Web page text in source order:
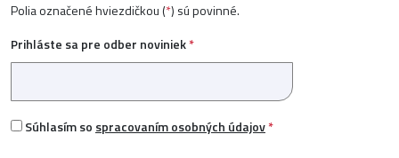
Polia označené hviezdičkou (*) sú povinné.
Prihláste sa pre odber noviniek*
Súhlasím so spracovaním osobných údajov*